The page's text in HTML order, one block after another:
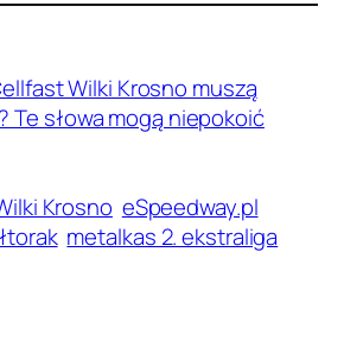
Wilki Krosno muszą
Te słowa mogą niepokoić
Krosno eSpeedway.pl
metalkas 2. ekstraliga